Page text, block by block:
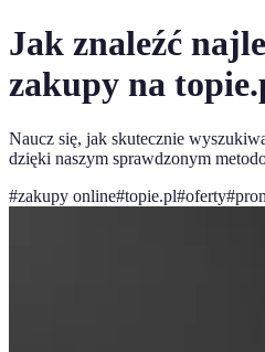
Jak znaleźć
zakupy na
Naucz się, jak skutecznie
dzięki naszym sprawdzonym
#zakupy online#topie.pl#oferty#